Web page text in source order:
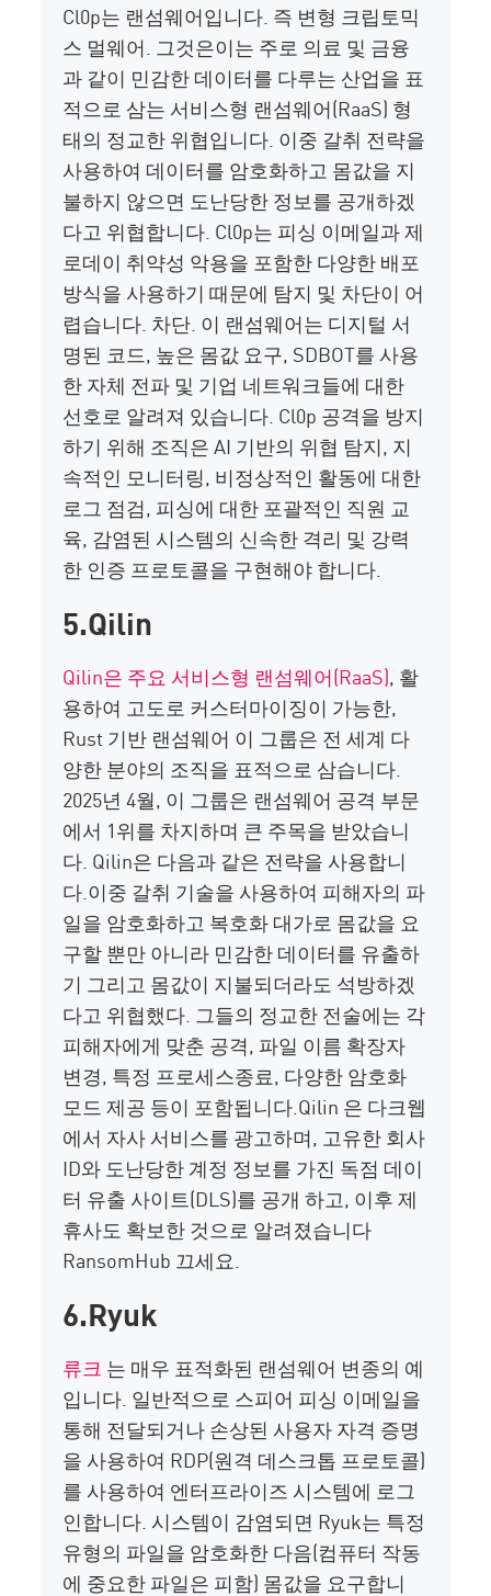
Cl0p는 랜섬웨어입니다. 즉 변형 크립토믹
스 멀웨어. 그것은이는 주로 의료 및 금융
과 같이 민감한 데이터를 다루는 산업을 표
적으로 삼는 서비스형 랜섬웨어(RaaS) 형
태의 정교한 위협입니다. 이중 갈취 전략을
사용하여 데이터를 암호화하고 몸값을 지
불하지 않으면 도난당한 정보를 공개하겠
다고 위협합니다. Cl0p는 피싱 이메일과 제
로데이 취약성 악용을 포함한 다양한 배포
방식을 사용하기 때문에 탐지 및 차단이 어
렵습니다. 차단. 이 랜섬웨어는 디지털 서
명된 코드, 높은 몸값 요구, SDBOT를 사용
한 자체 전파 및 기업 네트워크들에 대한
선호로 알려져 있습니다. Cl0p 공격을 방지
하기 위해 조직은 AI 기반의 위협 탐지, 지
속적인 모니터링, 비정상적인 활동에 대한
로그 점검, 피싱에 대한 포괄적인 직원 교
육, 감염된 시스템의 신속한 격리 및 강력
한 인증 프로토콜을 구현해야 합니다.
5.Qilin
Qilin은 주요 서비스형 랜섬웨어(RaaS), 활
용하여 고도로 커스터마이징이 가능한,
Rust 기반 랜섬웨어 이 그룹은 전 세계 다
양한 분야의 조직을 표적으로 삼습니다.
2025년 4월, 이 그룹은 랜섬웨어 공격 부문
에서 1위를 차지하며 큰 주목을 받았습니
다. Qilin은 다음과 같은 전략을 사용합니
다.이중 갈취 기술을 사용하여 피해자의 파
일을 암호화하고 복호화 대가로 몸값을 요
구할 뿐만 아니라 민감한 데이터를 유출하
기 그리고 몸값이 지불되더라도 석방하겠
다고 위협했다. 그들의 정교한 전술에는 각
피해자에게 맞춘 공격, 파일 이름 확장자
변경, 특정 프로세스종료, 다양한 암호화
모드 제공 등이 포함됩니다.Qilin 은 다크웹
에서 자사 서비스를 광고하며, 고유한 회사
ID와 도난당한 계정 정보를 가진 독점 데이
터 유출 사이트(DLS)를 공개하고, 이후 제
휴사도 확보한 것으로 알려졌습니다
RansomHub 끄세요.
6.Ryuk
류크 는 매우 표적화된 랜섬웨어 변종의 예
입니다. 일반적으로 스피어 피싱 이메일을
통해 전달되거나 손상된 사용자 자격 증명
을 사용하여 RDP(원격 데스크톱 프로토콜)
를 사용하여 엔터프라이즈 시스템에 로그
인합니다. 시스템이 감염되면 Ryuk는 특정
유형의 파일을 암호화한 다음(컴퓨터 작동
에 중요한 파일은 피함) 몸값을 요구합니